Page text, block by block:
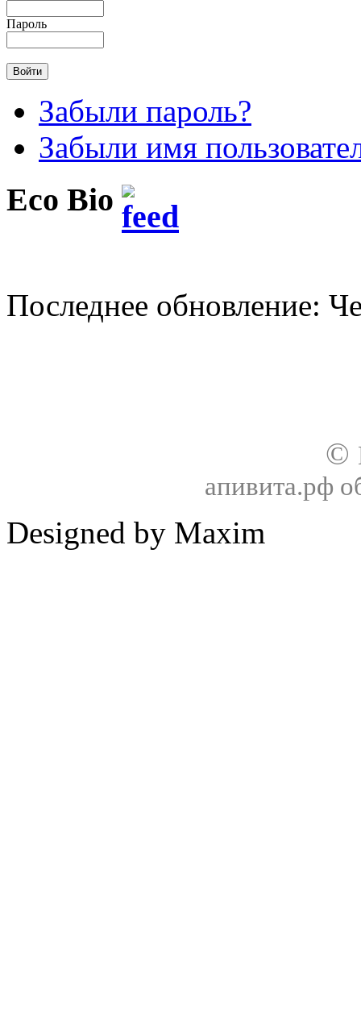
Пароль
Забыли пароль?
Забыли имя
Eco Bio
Последнее обновление:
©
апивита.рф
Designed by Maxim